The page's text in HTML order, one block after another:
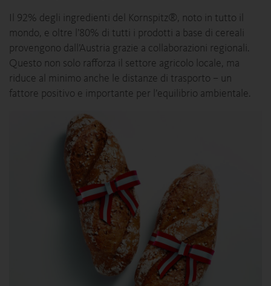
Il 92% degli ingredienti del Kornspitz®, noto in tutto il
mondo, e oltre l’80% di tutti i prodotti a base di cereali
provengono dall’Austria grazie a collaborazioni regionali.
Questo non solo rafforza il settore agricolo locale, ma
riduce al minimo anche le distanze di trasporto – un
fattore positivo e importante per l’equilibrio ambientale.